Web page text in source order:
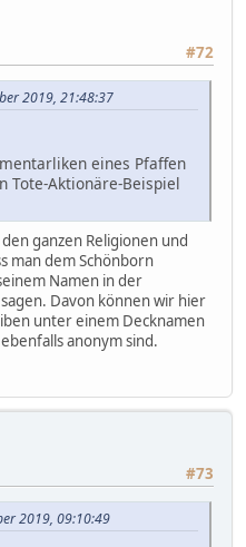
#72
2019, 21:48:37
eines Pfaffen
Tote-Aktionäre-Beispiel
ganzen Religionen und
man dem Schönborn
Namen in der
Davon können wir hier
unter einem Decknamen
anonym sind.
#73
2019, 09:10:49